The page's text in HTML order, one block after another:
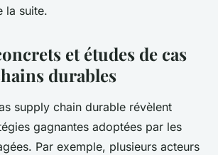
la suite.
et études de cas
durables
supply chain durable révèlent
gagnantes adoptées par les
Par exemple, plusieurs acteurs